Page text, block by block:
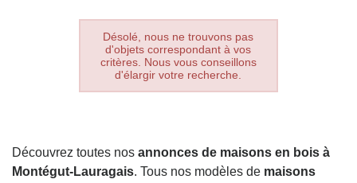
Désolé, nous ne trouvons pas
d'objets correspondant à vos
critères. Nous vous conseillons
d'élargir votre recherche.
Découvrez toutes nos annonces de maisons en bois à
Montégut-Lauragais. Tous nos modèles de maisons